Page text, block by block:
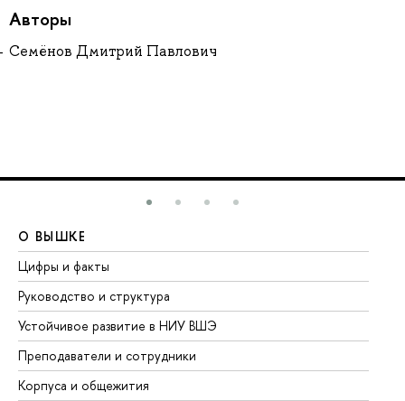
Авторы
Семёнов Дмитрий Павлович
О ВЫШКЕ
Цифры и факты
Руководство и структура
Устойчивое развитие в НИУ ВШЭ
Преподаватели и сотрудники
Корпуса и общежития